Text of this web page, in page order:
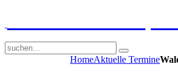
HomeAktuelle Termine